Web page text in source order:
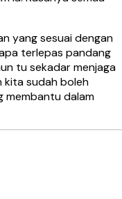
yang sesuai dengan
terlepas pandang
tu sekadar menjaga
kita sudah boleh
membantu dalam